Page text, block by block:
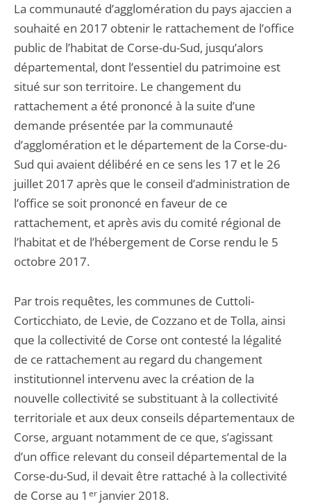
La communauté d’agglomération du pays ajaccien a
souhaité en 2017 obtenir le rattachement de l’office
public de l’habitat de Corse-du-Sud, jusqu’alors
départemental, dont l’essentiel du patrimoine est
situé sur son territoire. Le changement du
rattachement a été prononcé à la suite d’une
demande présentée par la communauté
d’agglomération et le département de la Corse-du-
Sud qui avaient délibéré en ce sens les 17 et le 26
juillet 2017 après que le conseil d’administration de
l’office se soit prononcé en faveur de ce
rattachement, et après avis du comité régional de
l’habitat et de l’hébergement de Corse rendu le 5
octobre 2017.
Par trois requêtes, les communes de Cuttoli-
Corticchiato, de Levie, de Cozzano et de Tolla, ainsi
que la collectivité de Corse ont contesté la légalité
de ce rattachement au regard du changement
institutionnel intervenu avec la création de la
nouvelle collectivité se substituant à la collectivité
territoriale et aux deux conseils départementaux de
Corse, arguant notamment de ce que, s’agissant
d’un office relevant du conseil départemental de la
Corse-du-Sud, il devait être rattaché à la collectivité
de Corse au 1 erjanvier 2018.